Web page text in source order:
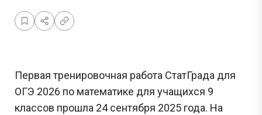
Первая тренировочная работа СтатГрада для
ОГЭ 2026 по математике для учащихся 9
классов прошла 24 сентября 2025 года. На